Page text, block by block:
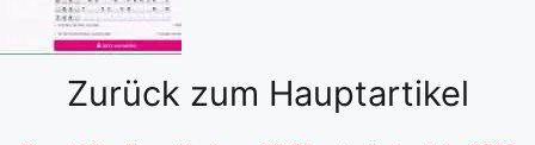
Zurück zum Hauptartikel